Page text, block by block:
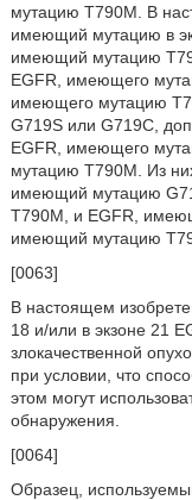
мутацию T790M. В
имеющий мутацию в
имеющий мутацию
EGFR, имеющего
имеющего мутацию
G719S или G719C,
EGFR, имеющего
мутацию T790M. Из
имеющий мутацию
T790M, и EGFR,
имеющий мутацию
[0063]
В настоящем
18 и/или в экзоне 21
злокачественной
при условии, что
этом могут
обнаружения.
[0064]
Образец,